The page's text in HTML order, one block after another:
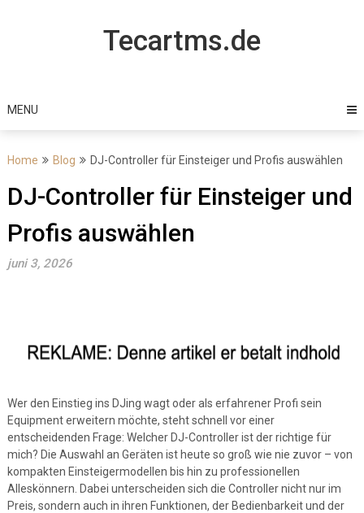
Tecartms.de
MENU
Home Blog DJ-Controller für Einsteiger und Profis auswählen
DJ-Controller für Einsteiger und
Profis auswählen
juni 3, 2026
Wer den Einstieg ins DJing wagt oder als erfahrener Profi sein
Equipment erweitern möchte, steht schnell vor einer
entscheidenden Frage: Welcher DJ-Controller ist der richtige für
mich? Die Auswahl an Geräten ist heute so groß wie nie zuvor – von
kompakten Einsteigermodellen bis hin zu professionellen
Alleskönnern. Dabei unterscheiden sich die Controller nicht nur im
Preis, sondern auch in ihren Funktionen, der Bedienbarkeit und der